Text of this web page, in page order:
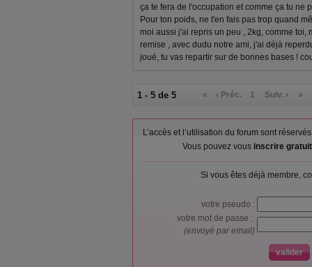
ça te fera de l'occupation et comme ça tu ne
Pour ton poids, ne t'en fais pas trop quand
moi aussi j'ai repris un peu , 2kg, comme toi,
remise , avec dudu notre ami, j'ai déjà
joué, tu vas repartir sur de bonnes bases !
1 - 5 de 5 « ‹ Préc. 1 Suiv. › »
L’accès et l’utilisation du forum sont
Vous pouvez vous inscrire
Si vous êtes déjà membre,
votre pseudo :
votre mot de passe :
(envoyé par email)